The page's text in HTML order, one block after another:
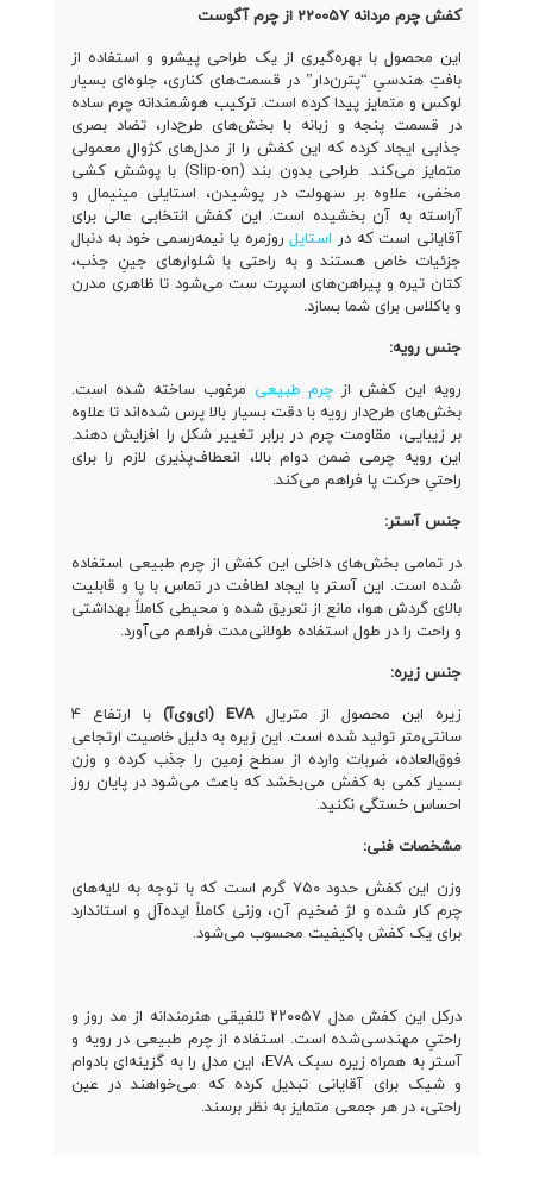
کفش چرم مردانه 220057 از چرم آگوست
این محصول با بهره‌گیری از یک طراحی پیشرو و استفاده از
بافتِ هندسیِ “پترن‌دار” در قسمت‌های کناری، جلوه‌ای بسیار
لوکس و متمایز پیدا کرده است. ترکیب هوشمندانه چرم ساده
در قسمت پنجه و زبانه با بخش‌های طرح‌دار، تضاد بصری
جذابی ایجاد کرده که این کفش را از مدل‌های کژوالِ معمولی
متمایز می‌کند. طراحی بدون بند (Slip-on) با پوشش کشی
مخفی، علاوه بر سهولت در پوشیدن، استایلی مینیمال و
آراسته به آن بخشیده است. این کفش انتخابی عالی برای
آقایانی است که در استایلروزمره یا نیمه‌رسمی خود به دنبال
جزئیات خاص هستند و به راحتی با شلوارهای جینِ جذب،
کتان تیره و پیراهن‌های اسپرت ست می‌شود تا ظاهری مدرن
و باکلاس برای شما بسازد.
جنس رویه:
رویه این کفش از چرم طبیعی مرغوب ساخته شده است.
بخش‌های طرح‌دار رویه با دقت بسیار بالا پرس شده‌اند تا علاوه
بر زیبایی، مقاومت چرم در برابر تغییر شکل را افزایش دهند.
این رویه چرمی ضمن دوام بالا، انعطاف‌پذیری لازم را برای
راحتیِ حرکت پا فراهم می‌کند.
جنس آستر:
در تمامی بخش‌های داخلی این کفش از چرم طبیعی استفاده
شده است. این آستر با ایجاد لطافت در تماس با پا و قابلیت
بالای گردش هوا، مانع از تعریق شده و محیطی کاملاً بهداشتی
و راحت را در طول استفاده طولانی‌مدت فراهم می‌آورد.
جنس زیره:
زیره این محصول از متریالEVA (ای‌وی‌آ)
با ارتفاع ۴
سانتی‌متر تولید شده است. این زیره به دلیل خاصیت ارتجاعی
فوق‌العاده، ضربات وارده از سطح زمین را جذب کرده و وزن
بسیار کمی به کفش می‌بخشد که باعث می‌شود در پایان روز
احساس خستگی نکنید.
مشخصات فنی:
وزن این کفش حدود ۷۵۰ گرم است که با توجه به لایه‌های
چرم کار شده و لژ ضخیم آن، وزنی کاملاً ایده‌آل و استاندارد
برای یک کفش باکیفیت محسوب می‌شود.
درکل این کفش مدل ۲۲۰۰۵۷ تلفیقی هنرمندانه از مد روز و
راحتیِ مهندسی‌شده است. استفاده از چرم طبیعی در رویه و
آستر به همراه زیره سبک EVA، این مدل را به گزینه‌ای بادوام
و شیک برای آقایانی تبدیل کرده که می‌خواهند در عین
راحتی، در هر جمعی متمایز به نظر برسند.